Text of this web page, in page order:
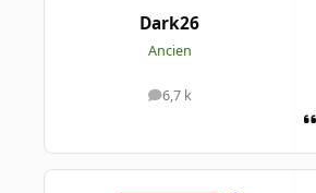
Dark26
Ancien
6,7 k
messages